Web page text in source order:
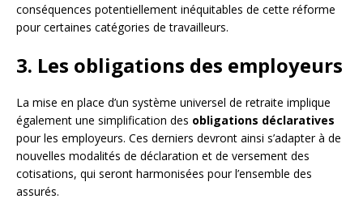
conséquences potentiellement inéquitables de cette réforme
pour certaines catégories de travailleurs.
3. Les obligations des employeurs
La mise en place d’un système universel de retraite implique
également une simplification des obligations déclaratives
pour les employeurs. Ces derniers devront ainsi s’adapter à de
nouvelles modalités de déclaration et de versement des
cotisations, qui seront harmonisées pour l’ensemble des
assurés.